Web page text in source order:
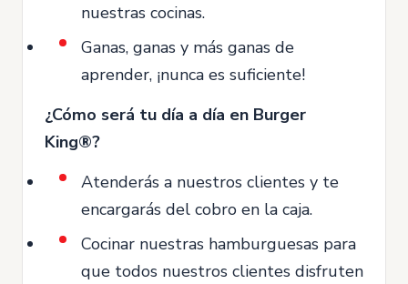
nuestras cocinas.
Ganas, ganas y más ganas de
aprender, ¡nunca es suficiente!
¿Cómo será tu día a día en Burger
King®?
Atenderás a nuestros clientes y te
encargarás del cobro en la caja.
Cocinar nuestras hamburguesas para
que todos nuestros clientes disfruten